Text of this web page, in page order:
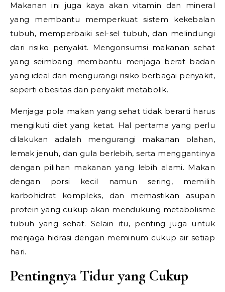
Makanan ini juga kaya akan vitamin dan mineral
yang membantu memperkuat sistem kekebalan
tubuh, memperbaiki sel-sel tubuh, dan melindungi
dari risiko penyakit. Mengonsumsi makanan sehat
yang seimbang membantu menjaga berat badan
yang ideal dan mengurangi risiko berbagai penyakit,
seperti obesitas dan penyakit metabolik.
Menjaga pola makan yang sehat tidak berarti harus
mengikuti diet yang ketat. Hal pertama yang perlu
dilakukan adalah mengurangi makanan olahan,
lemak jenuh, dan gula berlebih, serta menggantinya
dengan pilihan makanan yang lebih alami. Makan
dengan porsi kecil namun sering, memilih
karbohidrat kompleks, dan memastikan asupan
protein yang cukup akan mendukung metabolisme
tubuh yang sehat. Selain itu, penting juga untuk
menjaga hidrasi dengan meminum cukup air setiap
hari.
Pentingnya Tidur yang Cukup